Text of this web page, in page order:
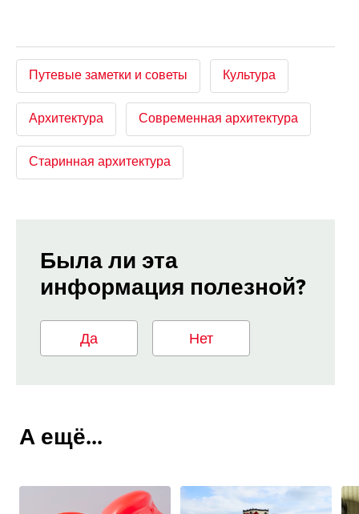
Путевые заметки и советы Культура
Архитектура Современная архитектура
Старинная архитектура
Была ли эта
информация полезной?
Да Нет
А ещё...